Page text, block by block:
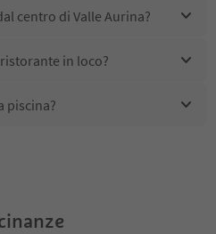
centro di Valle Aurina?
in loco?
piscina?
domestici?presso Fronza
l'Alto Adige Guest